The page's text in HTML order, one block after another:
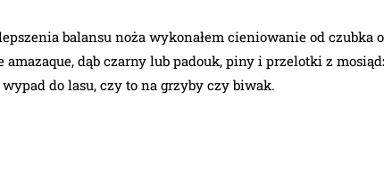
balansu noża wykonałem cieniowanie od czubka
dąb czarny lub padouk, piny i przelotki z
do lasu, czy to na grzyby czy biwak.